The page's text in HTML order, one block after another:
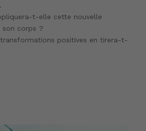
t-elle cette nouvelle
son corps ?
positives en tirera-t-